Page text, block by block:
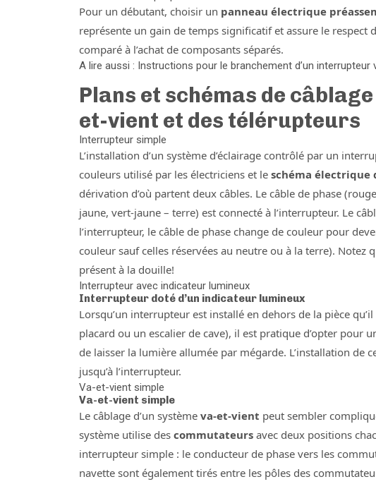
Pour un débutant, choisir un panneau électrique
représente un gain de temps significatif et assure le
comparé à l’achat de composants séparés.
A lire aussi : Instructions pour le branchement d’un interrupteur
Plans et schémas de
et-vient et des télérupteurs
Interrupteur simple
L’installation d’un système d’éclairage contrôlé par un
couleurs utilisé par les électriciens et le schéma électrique
dérivation d’où partent deux câbles. Le câble de phase
jaune, vert-jaune – terre) est connecté à l’interrupteur. Le
l’interrupteur, le câble de phase change de couleur pour
couleur sauf celles réservées au neutre ou à la terre). Notez
présent à la douille!
Interrupteur avec indicateur lumineux
Interrupteur doté d’un indicateur lumineux
Lorsqu’un interrupteur est installé en dehors de la pièce
placard ou un escalier de cave), il est pratique d’opter
de laisser la lumière allumée par mégarde. L’installation de
jusqu’à l’interrupteur.
Va-et-vient simple
Va-et-vient simple
Le câblage d’un système va-et-vient peut sembler
système utilise des commutateurs avec deux positions
interrupteur simple : le conducteur de phase vers les
navette sont également tirés entre les pôles des